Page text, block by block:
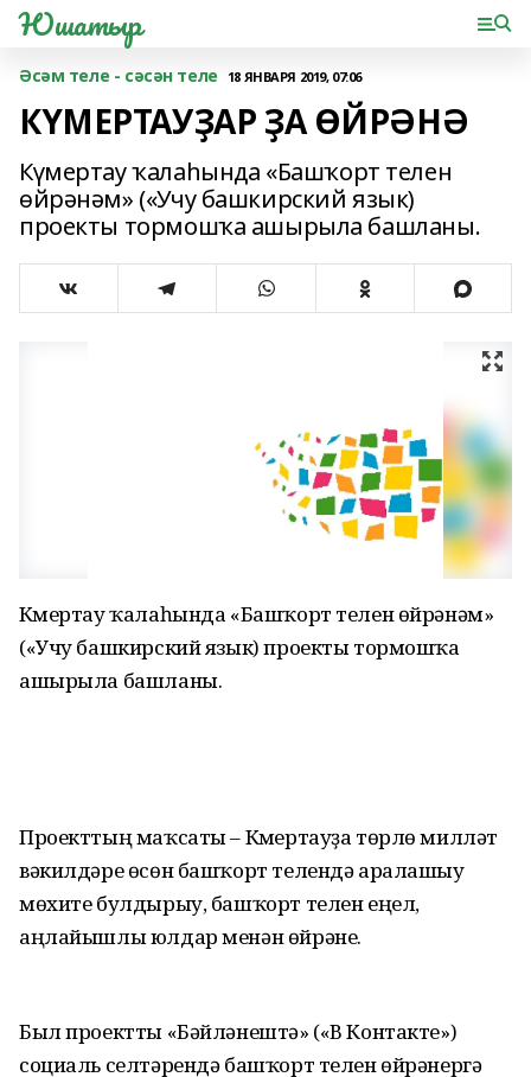
Юшатыр
Әсәм теле - сәсән теле 18 ЯНВАРЯ 2019, 07:06
КҮМЕРТАУҘАР ҘА ӨЙРӘНӘ
Күмертау ҡалаһында «Башҡорт телен
өйрәнәм» («Учу башкирский язык)
проекты тормошҡа ашырыла башланы.
Күмертау ҡалаһында «Башҡорт телен өйрәнәм»
(«Учу башкирский язык) проекты тормошҡа
ашырыла башланы.
Проекттың маҡсаты – Күмертауҙа төрлө милләт
вәкилдәре өсөн башҡорт телендә аралашыу
мөхите булдырыу, башҡорт телен еңел,
аңлайышлы юлдар менән өйрәнеү.
Был проектты «Бәйләнештә» («В Контакте»)
социаль селтәрендә башҡорт телен өйрәнергә